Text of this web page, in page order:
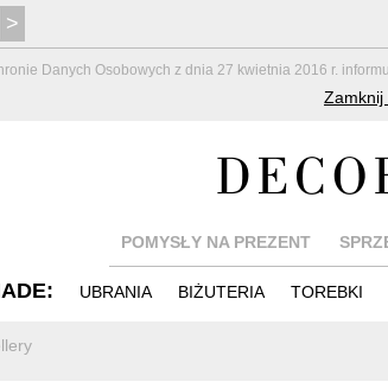
Danych Osobowych z dnia 27 kwietnia 2016 r.
Zamknij
POMYSŁY NA PREZENT
UBRANIA BIŻUTERIA TOREBKI